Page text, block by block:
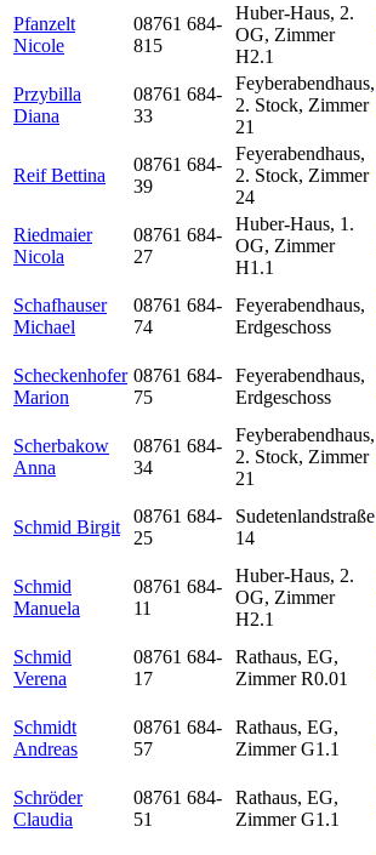
Pfanzelt
Nicole
08761 684-
815
Huber-Haus, 2.
OG, Zimmer
H2.1
Przybilla
Diana
08761 684-
33
Feyberabendhaus,
2. Stock, Zimmer
21
Reif Bettina
08761 684-
39
Feyerabendhaus,
2. Stock, Zimmer
24
Riedmaier
Nicola
08761 684-
27
Huber-Haus, 1.
OG, Zimmer
H1.1
Schafhauser
Michael
08761 684-
74
Feyerabendhaus,
Erdgeschoss
Scheckenhofer
Marion
08761 684-
75
Feyerabendhaus,
Erdgeschoss
Scherbakow
Anna
08761 684-
34
Feyberabendhaus,
2. Stock, Zimmer
21
Schmid Birgit
08761 684-
25
Sudetenlandstraße
14
Schmid
Manuela
08761 684-
11
Huber-Haus, 2.
OG, Zimmer
H2.1
Schmid
Verena
08761 684-
17
Rathaus, EG,
Zimmer R0.01
Schmidt
Andreas
08761 684-
57
Rathaus, EG,
Zimmer G1.1
Schröder
Claudia
08761 684-
51
Rathaus, EG,
Zimmer G1.1